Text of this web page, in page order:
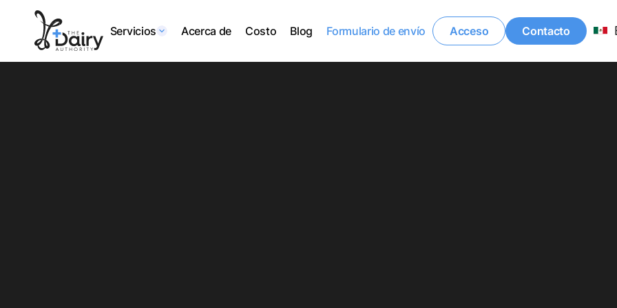
Servicios Acerca de Costo Blog Formulario de envío Acceso Contacto